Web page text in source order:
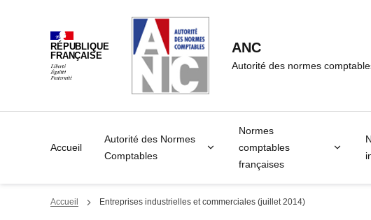
RÉPUBLIQUE
FRANÇAISE
ANC
Autorité des normes
Accueil
Autorité des Normes
Comptables
Normes
comptables
françaises
Accueil Entreprises industrielles et commerciales (juillet 2014)